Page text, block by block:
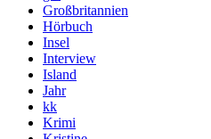
Großbritannien
Hörbuch
Insel
Interview
Island
Jahr
kk
Krimi